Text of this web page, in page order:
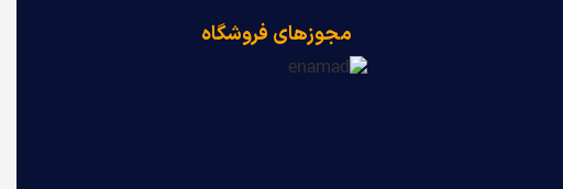
مجوزهای فروشگاه